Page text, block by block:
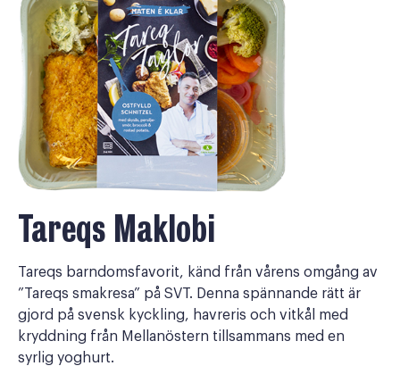
Tareqs Maklobi
Tareqs barndomsfavorit, känd från vårens omgång av
”Tareqs smakresa” på SVT. Denna spännande rätt är
gjord på svensk kyckling, havreris och vitkål med
kryddning från Mellanöstern tillsammans med en
syrlig yoghurt.